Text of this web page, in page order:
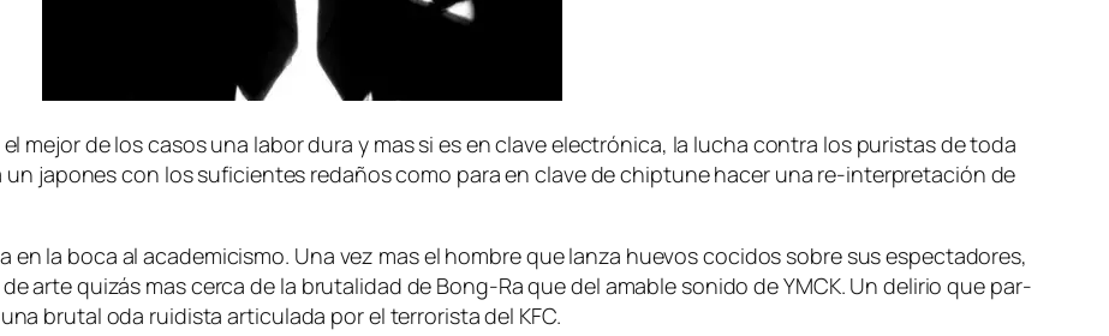
me­jor de los ca­sos una la­bor du­ra y mas si es en cla­ve elec­tró­ni­ca, la lu­cha con­tra los pu­ris­tas de to­da
un ja­po­nes con los su­fi­cien­tes re­da­ños co­mo pa­ra en cla­ve de chip­tu­ne ha­cer una re-interpretación de
en la bo­ca al aca­de­mi­cis­mo. Una vez mas el hom­bre que lan­za hue­vos co­ci­dos so­bre sus es­pec­ta­do­res,
ar­te qui­zás mas cer­ca de la bru­ta­li­dad de Bong-Ra que del ama­ble so­ni­do de YMCK. Un de­li­rio que par­
bru­tal oda rui­dis­ta ar­ti­cu­la­da por el te­rro­ris­ta del KFC.